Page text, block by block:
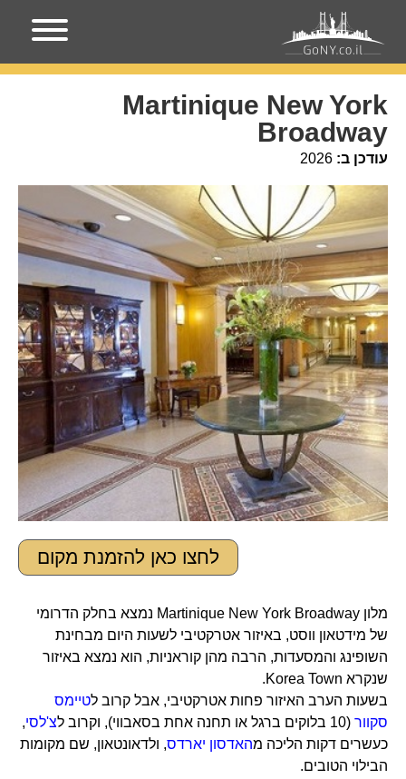
עמוד הבית מקומות בניו-יורק
Broadway
Martinique New York
Broadway
עודכן ב: 2026
לחצו כאן להזמנת מקום
מלון Martinique New York Broadway נמצא בחלק הדרומי
של מידטאון ווסט, באיזור אטרקטיבי לשעות היום מבחינת
השופינג והמסעדות, הרבה מהן קוראניות, הוא נמצא באיזור
שנקרא Korea Town.
בשעות הערב האיזור פחות אטרקטיבי, אבל קרוב לטיימס
סקוור (10 בלוקים ברגל או תחנה אחת בסאבווי), וקרוב ל צ'לסי,
כעשרים דקות הליכה מהאדסון יארדס, ולדאונטאון, שם מקומות
הבילוי הטובים.